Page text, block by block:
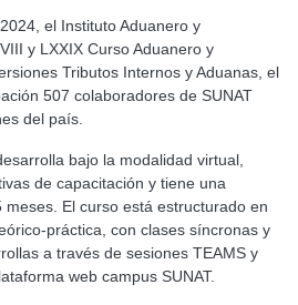
el Instituto Aduanero y
y LXXIX Curso Aduanero y
Tributos Internos y Aduanas, el
507 colaboradores de SUNAT
del país.
bajo la modalidad virtual,
de capacitación y tiene una
El curso está estructurado en
práctica, con clases síncronas y
a través de sesiones TEAMS y
web campus SUNAT.